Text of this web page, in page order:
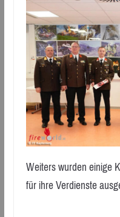
Weiters wurden einige
für ihre Verdienste